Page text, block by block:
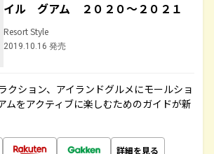
イル グアム ２０２０～２０２１
Resort Style
2019.10.16 発売
クション、アイランドグルメにモールショ
ムをアクティブに楽しむためのガイドが新
詳細を見る